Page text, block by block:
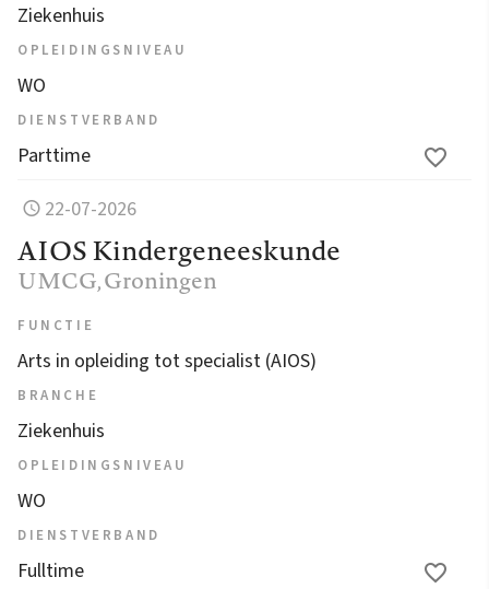
Ziekenhuis
OPLEIDINGSNIVEAU
WO
DIENSTVERBAND
Parttime
22-07-2026
AIOS Kindergeneeskunde
UMCG, Groningen
FUNCTIE
Arts in opleiding tot specialist (AIOS)
BRANCHE
Ziekenhuis
OPLEIDINGSNIVEAU
WO
DIENSTVERBAND
Fulltime